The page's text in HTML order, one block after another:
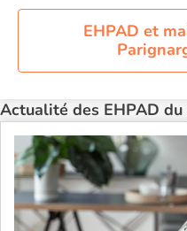
EHPAD et
Actualité des EHPAD